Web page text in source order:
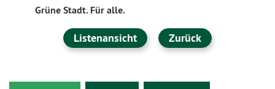
Grüne Stadt. Für alle.
Listenansicht Zurück